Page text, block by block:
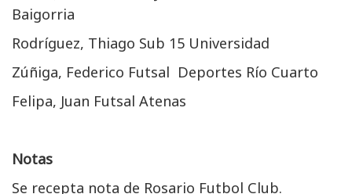
Baigorria
Rodríguez, Thiago Sub 15 Universidad
Zúñiga, Federico Futsal Deportes Río Cuarto
Felipa, Juan Futsal Atenas
Notas
Se recepta nota de Rosario Futbol Club.